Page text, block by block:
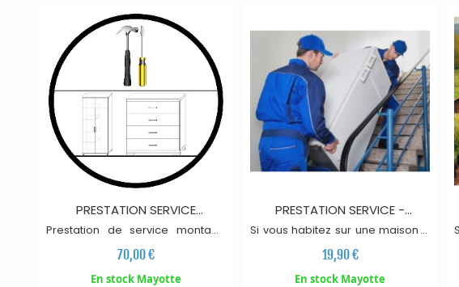
AJOUTER AU PANIER
PRESTATION SERVICE
MONTAGE TYPE 3
Prestation de service montage
meuble de type 3 : Armo
dressing, commodes. Le prix
indiqué correspond au prix de
70,00 €
En stock Mayotte
AJOUTER AU PANIER
PRESTATION SERVICE -
LIVRAISON A L'ETAGE...
Si vous habitez sur une maison à
étage (moins de 2 étages)
sachez que pour les produits
lourds, la livraison de nos produits
19,90 €
En stock Mayotte